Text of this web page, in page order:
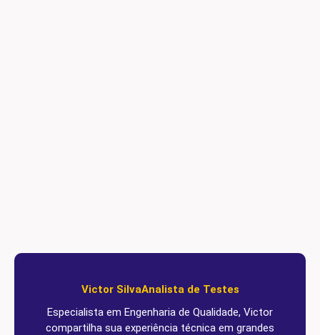
Victor SilvaAnalista de Testes
Especialista em Engenharia de Qualidade, Victor
compartilha sua experiência técnica em grandes